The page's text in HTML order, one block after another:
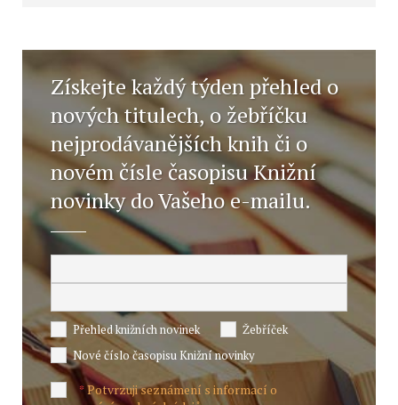
Získejte každý týden přehled o
nových titulech, o žebříčku
nejprodávanějších knih či o
novém čísle časopisu Knižní
novinky do Vašeho e-mailu.
Přehled knižních novinek
Žebříček
Nové číslo časopisu Knižní novinky
*Potvrzuji seznámení s informací o